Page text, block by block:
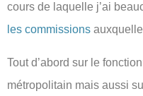
cours de laquelle j’ai
les commissions
Tout d’abord sur le
métropolitain mais aussi